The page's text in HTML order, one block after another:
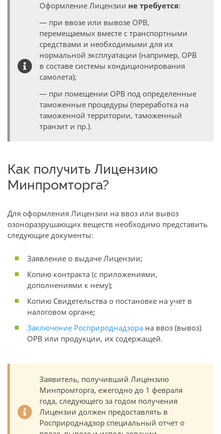
Оформление Лицензии не требуется:
— при ввозе или вывозе ОРВ,
перемещаемых вместе с транспортными
средствами и необходимыми для их
нормальной эксплуатации (например, ОРВ
в составе системы кондиционирования
самолета);
— при помещении ОРВ под определенные
таможенные процедуры (переработка на
таможенной территории, таможенный
транзит и пр.).
Как получить Лицензию
Минпромторга?
Для оформления Лицензии на ввоз или вывоз
озоноразрушающих веществ необходимо представить
следующие документы:
Заявление о выдаче Лицензии;
Копию контракта (с приложениями,
дополнениями к нему);
Копию Свидетельства о постановке на учет в
налоговом органе;
Заключение Росприроднадзора на ввоз (вывоз)
ОРВ или продукции, их содержащей.
Заявитель, получивший Лицензию
Минпромторга, ежегодно до 1 февраля
года, следующего за годом получения
Лицензии должен предоставлять в
Росприроднадзор специальный отчет о